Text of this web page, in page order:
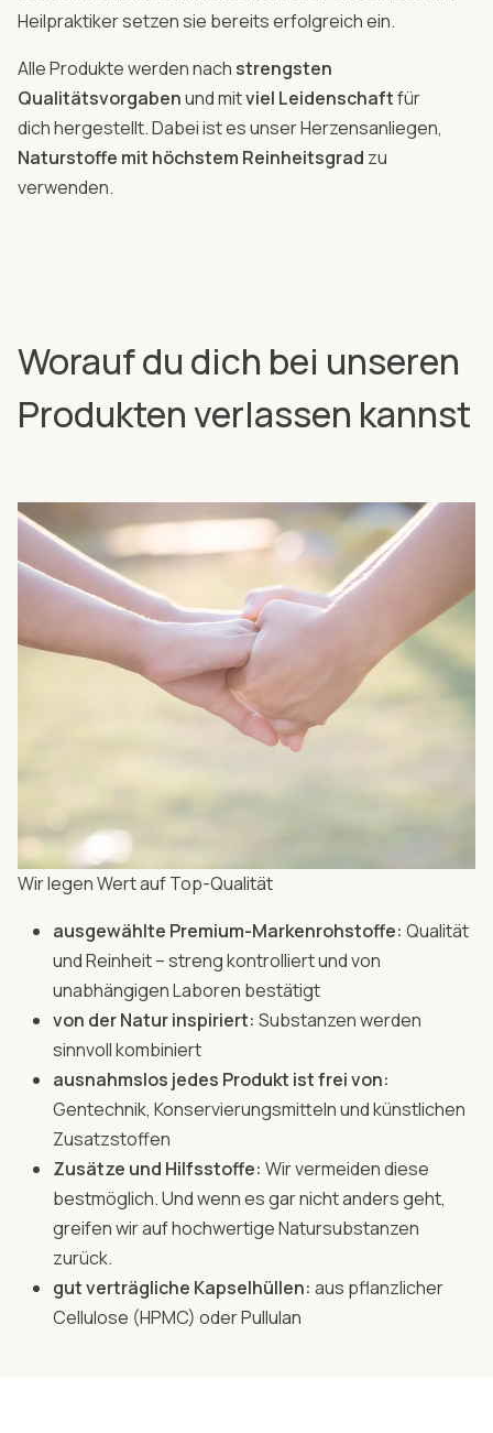
Heilpraktiker setzen sie bereits erfolgreich ein.
Alle Produkte werden nach strengsten
Qualitätsvorgabenund mitviel Leidenschaftfür
dich hergestellt. Dabei ist es unser Herzensanliegen,
Naturstoffe mit höchstem Reinheitsgrad zu
verwenden.
Worauf du dich bei unseren
Produkten verlassen kannst
Wir legen Wert auf Top-Qualität
ausgewählte Premium-Markenrohstoffe: Qualität
und Reinheit – streng kontrolliert und von
unabhängigen Laboren bestätigt
von der Natur inspiriert: Substanzen werden
sinnvoll kombiniert
ausnahmslos jedes Produkt ist frei von:
Gentechnik, Konservierungsmitteln und künstlichen
Zusatzstoffen
Zusätze und Hilfsstoffe: Wir vermeiden diese
bestmöglich. Und wenn es gar nicht anders geht,
greifen wir auf hochwertige Natursubstanzen
zurück.
gut verträgliche Kapselhüllen: aus pflanzlicher
Cellulose (HPMC) oder Pullulan